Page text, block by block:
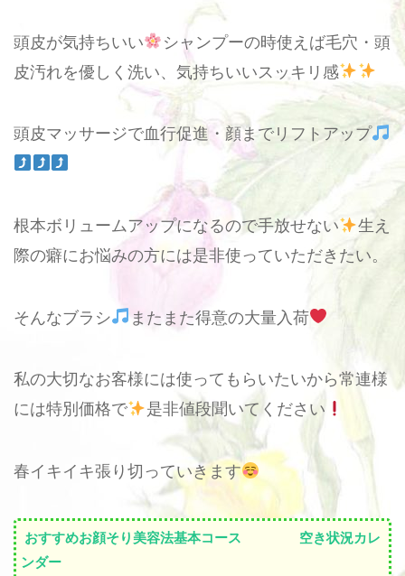
頭皮が気持ちいい
シャンプーの時使えば毛穴・頭
皮汚れを優しく洗い、気持ちいいスッキリ感
頭皮マッサージで血行促進・顔までリフトアップ
根本ボリュームアップになるので手放せない
生え
際の癖にお悩みの方には是非使っていただきたい。
そんなブラシ またまた得意の大量入荷
私の大切なお客様には使ってもらいたいから常連様
には特別価格で
是非値段聞いてください
春イキイキ張り切っていきます
おすすめお顔そり美容法基本コース
空き状況カレ
ンダー